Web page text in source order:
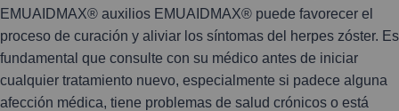
EMUAIDMAX® auxilios EMUAIDMAX® puede favorecer el
proceso de curación y aliviar los síntomas del herpes zóster. Es
fundamental que consulte con su médico antes de iniciar
cualquier tratamiento nuevo, especialmente si padece alguna
afección médica, tiene problemas de salud crónicos o está